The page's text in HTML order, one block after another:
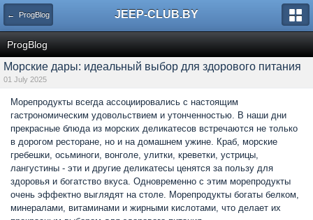
← ProgBlog JEEP-CLUB.BY
ProgBlog
Морские дары: идеальный выбор для здорового питания
01 July 2025
Морепродукты всегда ассоциировались с настоящим
гастрономическим удовольствием и утонченностью. В наши дни
прекрасные блюда из морских деликатесов встречаются не только
в дорогом ресторане, но и на домашнем ужине. Краб, морские
гребешки, осьминоги, вонголе, улитки, креветки, устрицы,
лангустины - эти и другие деликатесы ценятся за пользу для
здоровья и богатство вкуса. Одновременно с этим морепродукты
очень эффектно выглядят на столе. Морепродукты богаты белком,
минералами, витаминами и жирными кислотами, что делает их